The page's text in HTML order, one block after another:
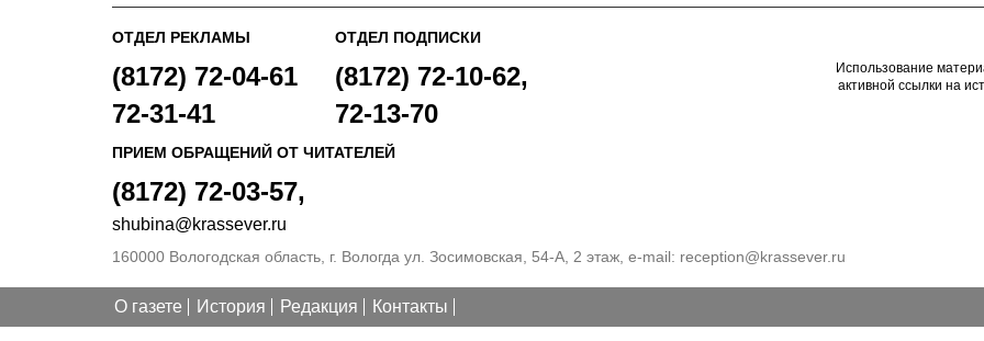
ОТДЕЛ РЕКЛАМЫ
(8172) 72-04-61
72-31-41
ОТДЕЛ ПОДПИСКИ
(8172) 72-10-62,
72-13-70
ПРИЕМ ОБРАЩЕНИЙ ОТ ЧИТАТЕЛЕЙ
(8172) 72-03-57,
shubina@krassever.ru
Использование
активной ссылки на
160000 Вологодская область, г. Вологда ул. Зосимовская, 54-А, 2 этаж, e-mail: reception@krassever.ru
О газете История Редакция Контакты